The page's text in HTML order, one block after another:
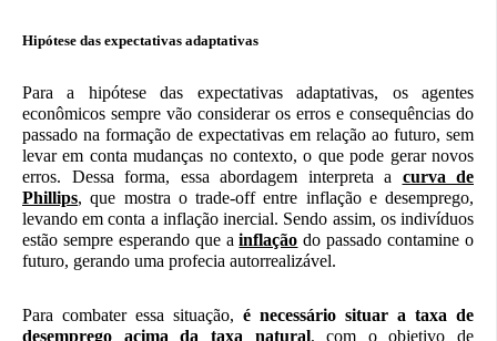
Hipótese das expectativas adaptativas
Para a hipótese das expectativas adaptativas, os agentes
econômicos sempre vão considerar os erros e consequências do
passado na formação de expectativas em relação ao futuro, sem
levar em conta mudanças no contexto, o que pode gerar novos
erros. Dessa forma, essa abordagem interpreta a curva de
Phillips, que mostra o trade-off entre inflação e desemprego,
levando em conta a inflação inercial. Sendo assim, os indivíduos
estão sempre esperando que ainflação do passado contamine o
futuro, gerando uma profecia autorrealizável.
Para combater essa situação, é necessário situar a taxa de
desemprego acima da taxa natural, com o objetivo de